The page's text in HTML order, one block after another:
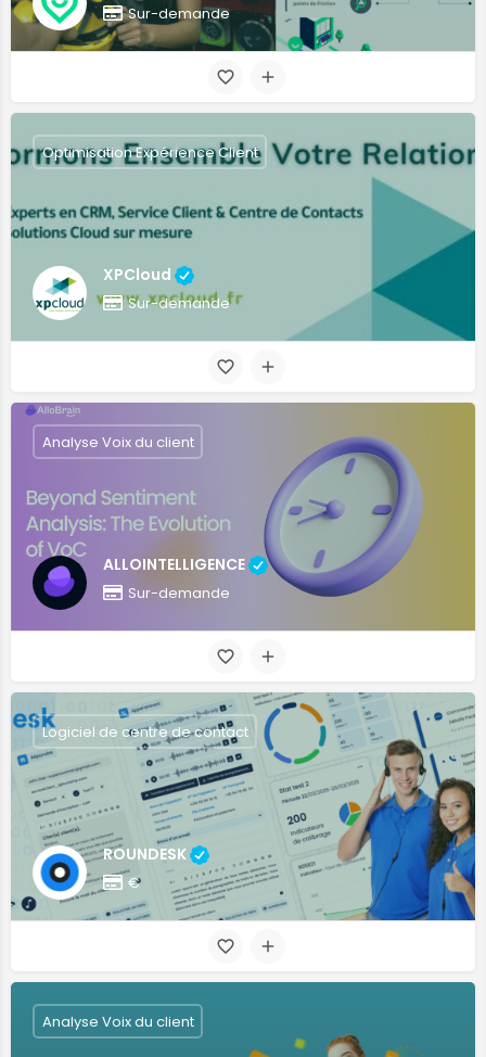
Sur-demande
XPCloud
Sur-demande
Optimisation Expérience Client
ALLOINTELLIGENCE
Sur-demande
Analyse Voix du client
ROUNDESK
€
Logiciel de centre de contact
Analyse Voix du client